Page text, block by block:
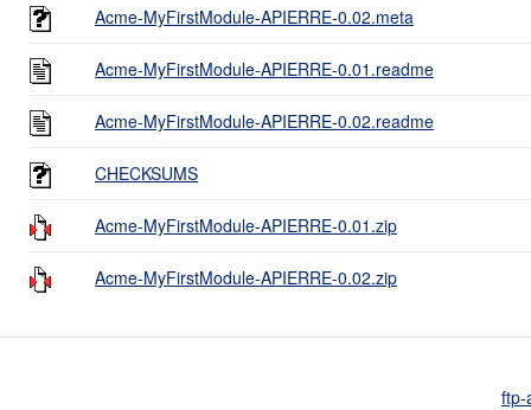
Acme-MyFirstModule-APIERRE-0.02.meta
Acme-MyFirstModule-APIERRE-0.01.readme
Acme-MyFirstModule-APIERRE-0.02.readme
CHECKSUMS
Acme-MyFirstModule-APIERRE-0.01.zip
Acme-MyFirstModule-APIERRE-0.02.zip
ftp-